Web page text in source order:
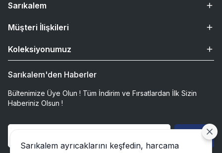
Sarıkalem
Müşteri İlişkileri
Koleksiyonumuz
Sarıkalem'den Haberler
Bültenimize Üye Olun ! Tüm İndirim ve Fırsatlardan İlk Sizin
Haberiniz Olsun !
Gönder
Sarıkalem ayrıcaklarını keşfedin, harcama